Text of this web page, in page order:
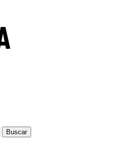
Buscar